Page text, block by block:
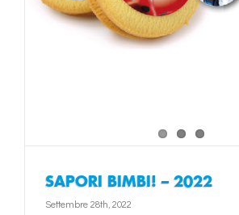
SAPORI BIMBI! – 2022
Settembre 28th, 2022